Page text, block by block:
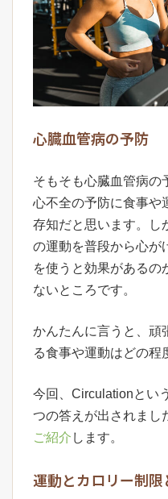
心臓血管病の予防
そもそも心臓血管病の
心不全の予防に食事や
存知だと思います。し
の運動を普段から心が
を使うと効果があるの
ないところです。
かんたんに言うと、頑
る食事や運動はどの程
今回、Circulationとい
つの答えが出されまし
ご紹介 します。
運動とカロリー制